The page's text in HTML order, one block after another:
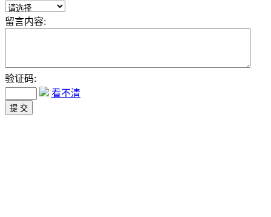
留言内容:
验证码:
看不清